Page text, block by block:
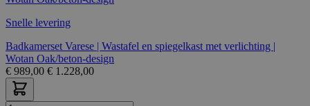
Snelle levering
Badkamerset Varese | Wastafel en spiegelkast met verlichting |
Wotan Oak/beton-design
€ 989,00 € 1.228,00